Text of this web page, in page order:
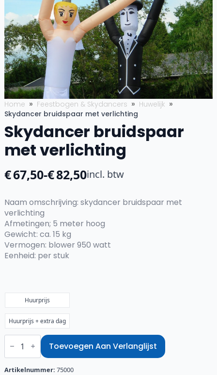
Home Feestbogen & Skydancers
Huwelijk
Skydancer bruidspaar met verlichting
Skydancer bruidspaar
met verlichting
€67,50-€82,50
Prijsklasse:
€67,50
tot
€82,50
incl. btw
Naam omschrijving: skydancer bruidspaar met
verlichting
Afmetingen; 5 meter hoog
Gewicht: ca. 15 kg
Vermogen: blower 950 watt
Eenheid: per stuk
Huurprijs
Huurprijs + extra dag
Skydancer
bruidspaar
verlichting
aantal
Toevoegen Aan Verlanglijst
Artikelnummer: 75000